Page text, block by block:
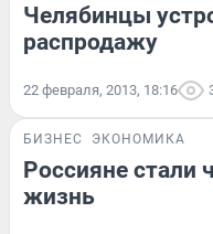
Челябинцы
распродажу
22 февраля, 2013, 18:16
БИЗНЕС ЭКОНОМИКА
Россияне стали
жизнь